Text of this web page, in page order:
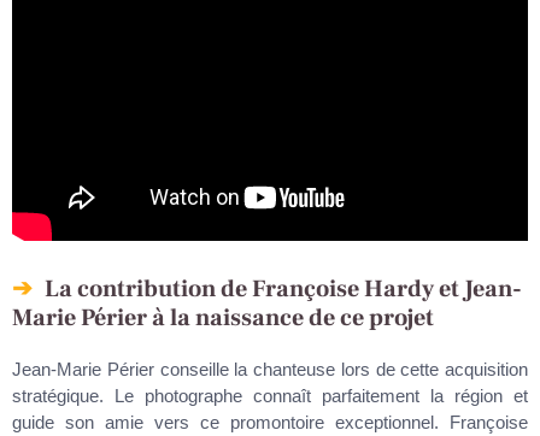
La contribution de Françoise Hardy et Jean-
Marie Périer à la naissance de ce projet
Jean-Marie Périer conseille la chanteuse lors de cette acquisition
stratégique. Le photographe connaît parfaitement la région et
guide son amie vers ce promontoire exceptionnel. Françoise